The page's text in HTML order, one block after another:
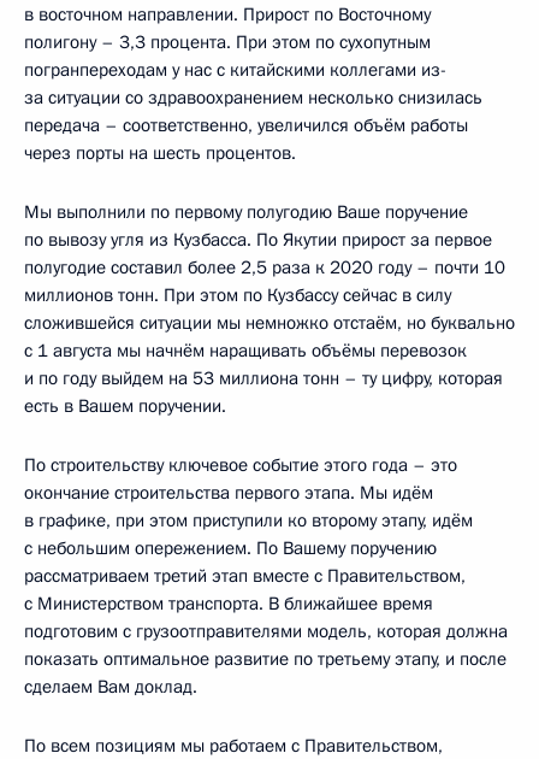
в восточном направлении. Прирост по Восточному
полигону – 3,3 процента. При этом по сухопутным
погранпереходам у нас с китайскими коллегами из-
за ситуации со здравоохранением несколько снизилась
передача – соответственно, увеличился объём работы
через порты на шесть процентов.
Мы выполнили по первому полугодию Ваше поручение
по вывозу угля из Кузбасса. По Якутии прирост за первое
полугодие составил более 2,5 раза к 2020 году – почти 10
миллионов тонн. При этом по Кузбассу сейчас в силу
сложившейся ситуации мы немножко отстаём, но буквально
с 1 августа мы начнём наращивать объёмы перевозок
и по году выйдем на 53 миллиона тонн – ту цифру, которая
есть в Вашем поручении.
По строительству ключевое событие этого года – это
окончание строительства первого этапа. Мы идём
в графике, при этом приступили ко второму этапу, идём
с небольшим опережением. По Вашему поручению
рассматриваем третий этап вместе с Правительством,
с Министерством транспорта. В ближайшее время
подготовим с грузоотправителями модель, которая должна
показать оптимальное развитие по третьему этапу, и после
сделаем Вам доклад.
По всем позициям мы работаем с Правительством,